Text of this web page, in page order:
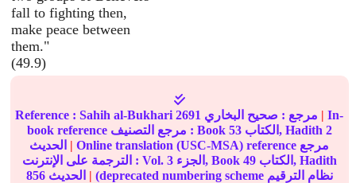
fall to fighting then,
make peace between
them."
(49.9)
Reference :Sahih al-Bukhari 2691 مرجع : صحيح البخاري | In-
book reference مرجع التصنيف : Book 53 الكتاب, Hadith 2
| Online translation (USC-MSA) reference مرجع
الترجمة على الإنترنت : Vol. 3 الجزء, Book 49
الكتاب, Hadith
856
| (deprecated numbering scheme نظام الترقيم